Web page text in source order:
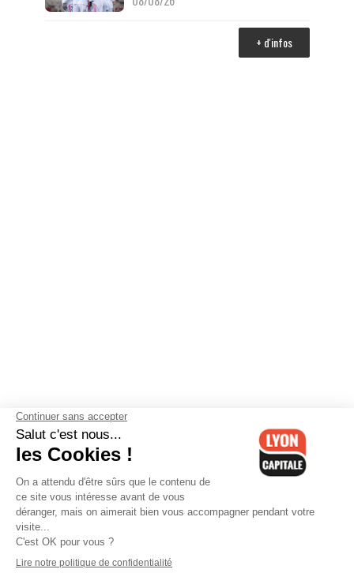
+ d'infos